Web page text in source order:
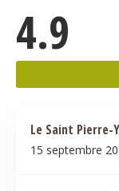
4.9
Le Saint Pierre-
15 septembre